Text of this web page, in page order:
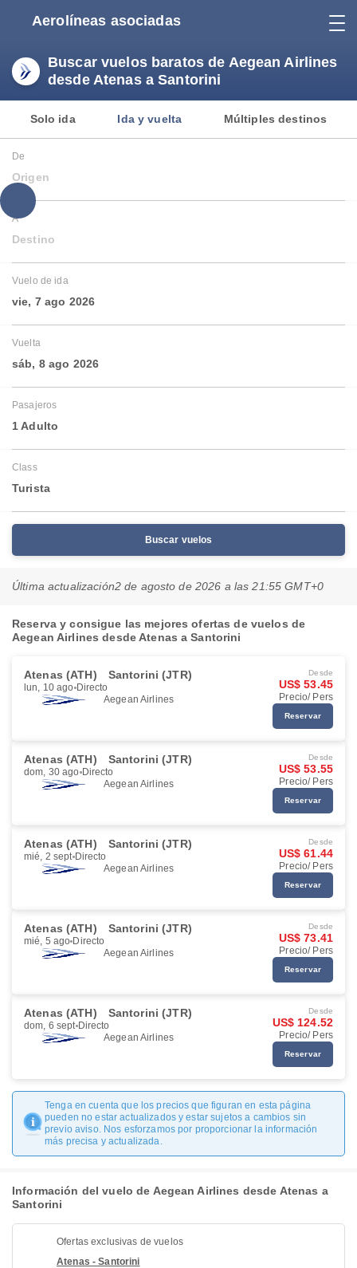
Aerolíneas asociadas
Buscar vuelos baratos de Aegean Airlines
desde Atenas a Santorini
Solo ida Ida y vuelta Múltiples destinos
De
Origen
A
Destino
Vuelo de ida
vie, 7 ago 2026
Vuelta
sáb, 8 ago 2026
Pasajeros
1 Adulto
Class
Turista
Buscar vuelos
Última actualización2 de agosto de 2026 a las 21:55 GMT+0
Reserva y consigue las mejores ofertas de vuelos de
Aegean Airlines desde Atenas a Santorini
Atenas (ATH) Santorini (JTR)
lun, 10 ago Directo
Aegean Airlines
Desde
US$ 53.45
Precio/ Pers
Reservar
Atenas (ATH) Santorini (JTR)
dom, 30 ago Directo
Aegean Airlines
Desde
US$ 53.55
Precio/ Pers
Reservar
Atenas (ATH) Santorini (JTR)
mié, 2 sept Directo
Aegean Airlines
Desde
US$ 61.44
Precio/ Pers
Reservar
Atenas (ATH) Santorini (JTR)
mié, 5 ago Directo
Aegean Airlines
Desde
US$ 73.41
Precio/ Pers
Reservar
Atenas (ATH) Santorini (JTR)
dom, 6 sept Directo
Aegean Airlines
Desde
US$ 124.52
Precio/ Pers
Reservar
Tenga en cuenta que los precios que figuran en esta página
pueden no estar actualizados y estar sujetos a cambios sin
previo aviso. Nos esforzamos por proporcionar la información
más precisa y actualizada.
Información del vuelo de Aegean Airlines desde Atenas a
Santorini
Ofertas exclusivas de vuelos
Atenas - Santorini